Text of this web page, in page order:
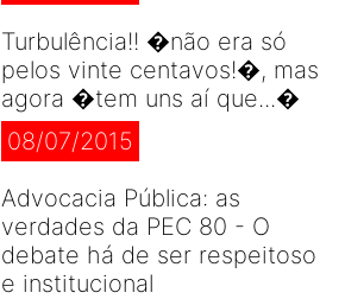
Turbulência!! �não era só
pelos vinte centavos!�, mas
agora �tem uns aí que...�
08/07/2015
Advocacia Pública: as
verdades da PEC 80 - O
debate há de ser respeitoso
e institucional